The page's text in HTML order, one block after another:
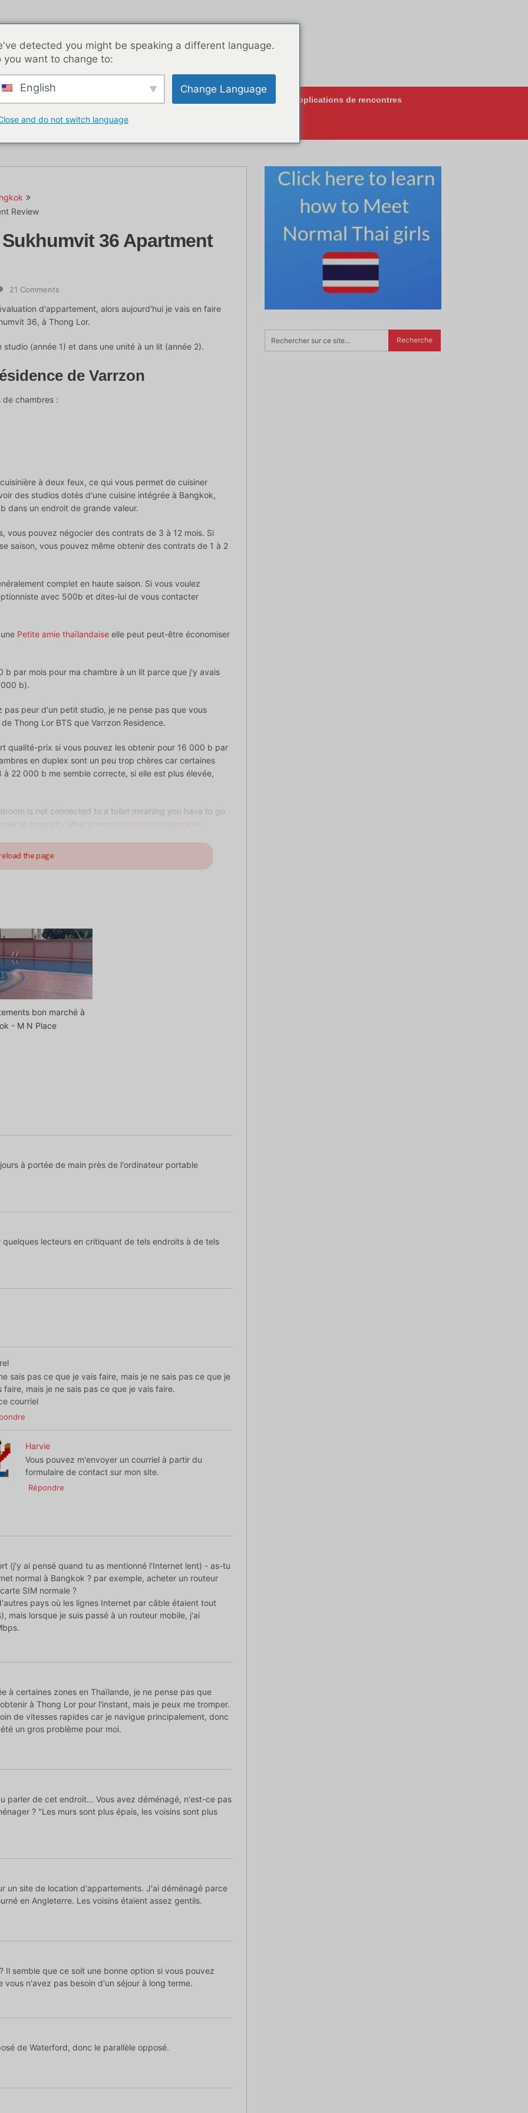
Meilleures applications de rencontres
Review
36 Apartment
21 Comments
d'appartement, alors aujourd'hui je vais en faire
36, à Thong Lor.
(année 1) et dans une unité à un lit (année 2).
de Varrzon
chambres :
à deux feux, ce qui vous permet de cuisiner
des studios dotés d'une cuisine intégrée à Bangkok,
dans un endroit de grande valeur.
vous pouvez négocier des contrats de 3 à 12 mois. Si
saison, vous pouvez même obtenir des contrats de 1 à 2
complet en haute saison. Si vous voulez
avec 500b et dites-lui de vous contacter
Petite amie thaïlandaise elle peut peut-être économiser
par mois pour ma chambre à un lit parce que j'y avais
b).
peur d'un petit studio, je ne pense pas que vous
Thong Lor BTS que Varrzon Residence.
qualité-prix si vous pouvez les obtenir pour 16 000 b par
en duplex sont un peu trop chères car certaines
22 000 b me semble correcte, si elle est plus élevée,
is not connected to a toilet meaning you have to go
messy night out in Bangkok
the page.
bon marché à
- M N Place
à portée de main près de l'ordinateur portable
quelques lecteurs en critiquant de tels endroits à de tels
sais pas ce que je vais faire, mais je ne sais pas ce que je
faire, mais je ne sais pas ce que je vais faire.
courriel
Harvie
Vous pouvez m'envoyer un courriel à partir du
formulaire de contact sur mon site.
Répondre
(j'y ai pensé quand tu as mentionné l'Internet lent) - as-tu
normal à Bangkok ? par exemple, acheter un routeur
SIM normale ?
pays où les lignes Internet par câble étaient tout
mais lorsque je suis passé à un routeur mobile, j'ai
à certaines zones en Thaïlande, je ne pense pas que
à Thong Lor pour l'instant, mais je peux me tromper.
de vitesses rapides car je navigue principalement, donc
un gros problème pour moi.
parler de cet endroit... Vous avez déménagé, n'est-ce pas
? "Les murs sont plus épais, les voisins sont plus
un site de location d'appartements. J'ai déménagé parce
en Angleterre. Les voisins étaient assez gentils.
Il semble que ce soit une bonne option si vous pouvez
vous n'avez pas besoin d'un séjour à long terme.
de Waterford, donc le parallèle opposé.
detected you might be speaking a different language.
you want to change to:
English Change Language
and do not switch language